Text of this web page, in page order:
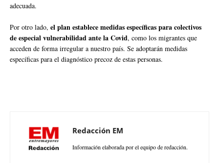
adecuada.
Por otro lado, el plan establece medidas específicas para colectivos
de especial vulnerabilidad ante la Covid, como los migrantes que
acceden de forma irregular a nuestro país. Se adoptarán medidas
específicas para el diagnóstico precoz de estas personas.
Redacción EM
Información elaborada por el equipo de redacción.